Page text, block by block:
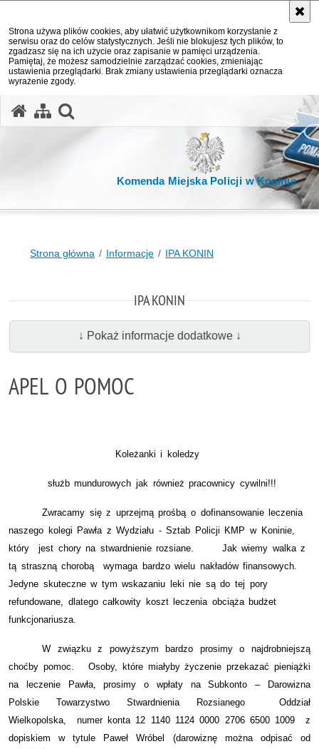
Strona używa plików cookies, aby ułatwić użytkownikom korzystanie z
serwisu oraz do celów statystycznych. Jeśli nie blokujesz tych plików, to
zgadzasz się na ich użycie oraz zapisanie w pamięci urządzenia.
Pamiętaj, że możesz samodzielnie zarządzać cookies, zmieniając
ustawienia przeglądarki. Brak zmiany ustawienia przeglądarki oznacza
wyrażenie zgody.
Komenda Miejska Policji w Koninie
Strona główna Informacje IPA KONIN
IPA KONIN
↓ Pokaż informacje dodatkowe ↓
APEL O POMOC
Koleżanki i koledzy
służb mundurowych jak również pracownicy cywilni!!!
Zwracamy się z uprzejmą prośbą o dofinansowanie leczenia
naszego kolegi Pawła z Wydziału - Sztab Policji KMP w Koninie,
który
jest chory na stwardnienie rozsiane.
Jak wiemy walka z
tą straszną chorobą
wymaga bardzo wielu nakładów finansowych.
Jedyne skuteczne w tym wskazaniu leki nie są do tej pory
refundowane, dlatego całkowity koszt leczenia obciąża budżet
funkcjonariusza.
W związku z powyższym bardzo prosimy o najdrobniejszą
choćby pomoc.
Osoby, które miałyby życzenie przekazać pieniążki
na leczenie Pawła, prosimy o wpłaty na Subkonto – Darowizna
Polskie Towarzystwo Stwardnienia Rozsianego
Oddział
Wielkopolska,
numer konta 12 1140 1124 0000 2706 6500 1009
z
dopiskiem w tytule Paweł Wróbel (darowiznę można odpisać od